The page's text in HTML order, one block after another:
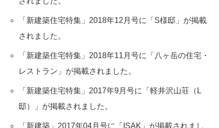
「新建築住宅特集」2018年12月号に「S様邸」が掲載
されました。
「新建築住宅特集」2018年11月号に「八ヶ岳の住宅・
レストラン」が掲載されました。
「新建築住宅特集」2017年9月号に「軽井沢山荘（L
邸）」が掲載されました。
「新建築」2017年04月号に「ISAK」が掲載されまし